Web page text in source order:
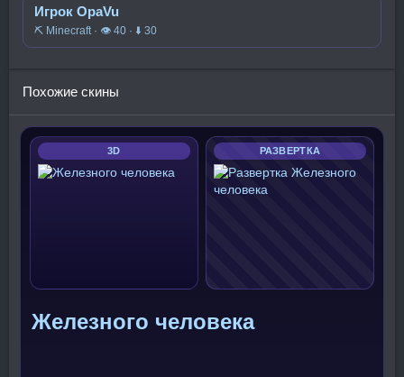
Игрок OpaVu
⛏️ Minecraft · 👁 40 · ⬇ 30
Похожие скины
3D РАЗВЕРТКА
Железного человека